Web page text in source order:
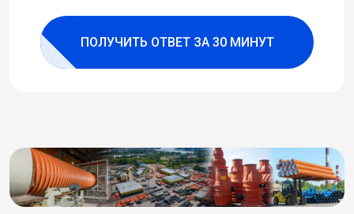
ПОЛУЧИТЬ ОТВЕТ ЗА 30 МИНУТ